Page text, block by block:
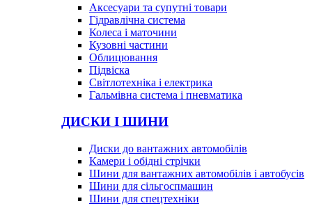
Аксесуари та супутні товари
Гідравлічна система
Колеса і маточини
Кузовні частини
Облицювання
Підвіска
Світлотехніка і електрика
Гальмівна система і пневматика
ДИСКИ І ШИНИ
Диски до вантажних автомобілів
Камери і обідні стрічки
Шини для вантажних автомобілів і автобусів
Шини для сільгоспмашин
Шини для спецтехніки